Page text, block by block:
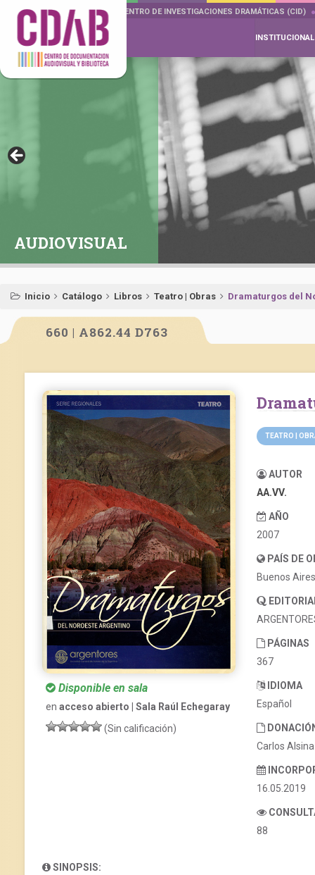
DOCUMENTA DRAMÁTICAS CENTRO DE INVESTIGACIONES DRAMÁTICAS (CID)
INSTITUCIONAL
AUDIOVISUAL
Inicio Catálogo Libros Teatro | Obras Dramaturgos del
660 | A862.44 D763
Disponible en sala
en acceso abierto | Sala Raúl Echegaray
(Sin calificación)
TEATRO |
AUTOR
AA.VV.
AÑO
2007
PAÍS DE
Buenos
PÁGINAS
367
IDIOMA
Español
Carlos Alsina
16.05.2019
88
SINOPSIS: